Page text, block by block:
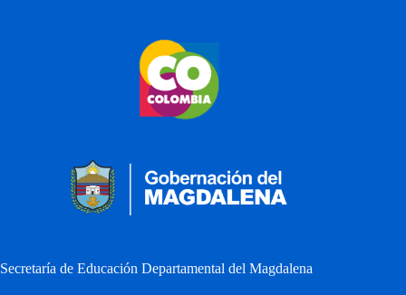
Secretaría de Educación Departamental del Magdalena